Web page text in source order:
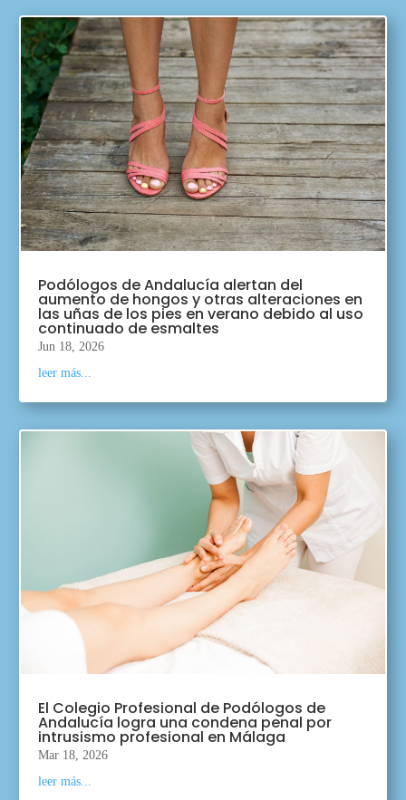
Podólogos de Andalucía alertan del
aumento de hongos y otras alteraciones en
las uñas de los pies en verano debido al uso
continuado de esmaltes
Jun 18, 2026
leer más...
El Colegio Profesional de Podólogos de
Andalucía logra una condena penal por
intrusismo profesional en Málaga
Mar 18, 2026
leer más...